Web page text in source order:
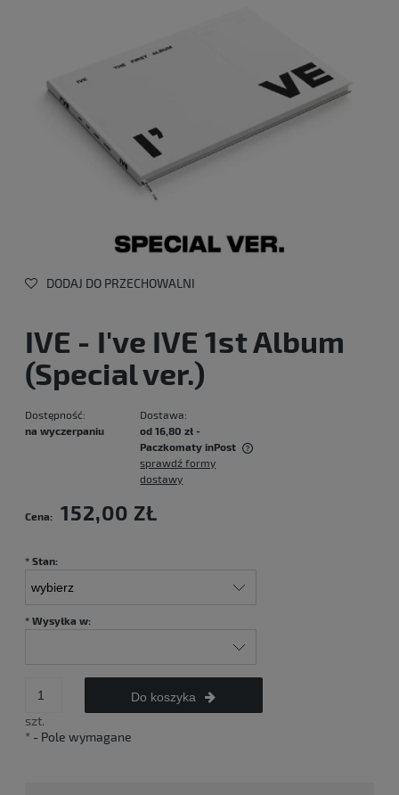
DODAJ DO PRZECHOWALNI
IVE - I've IVE 1st Album
(Special ver.)
Dostępność:
na wyczerpaniu
Dostawa:
od 16,80 zł -
Paczkomaty inPost
Cena nie zawiera ewentualnych kosztów płatności
sprawdź formy
dostawy
Cena: 152,00 ZŁ
* Stan:
* Wysyłka w:
szt.
Do koszyka
* - Pole wymagane